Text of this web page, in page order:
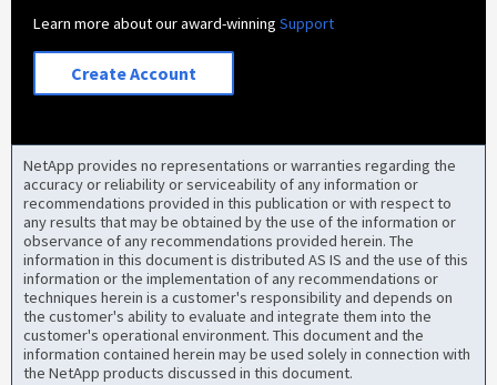
Learn more about our award-winningSupport
Create Account
NetApp provides no representations or warranties regarding the
accuracy or reliability or serviceability of any information or
recommendations provided in this publication or with respect to
any results that may be obtained by the use of the information or
observance of any recommendations provided herein. The
information in this document is distributed AS IS and the use of this
information or the implementation of any recommendations or
techniques herein is a customer's responsibility and depends on
the customer's ability to evaluate and integrate them into the
customer's operational environment. This document and the
information contained herein may be used solely in connection with
the NetApp products discussed in this document.